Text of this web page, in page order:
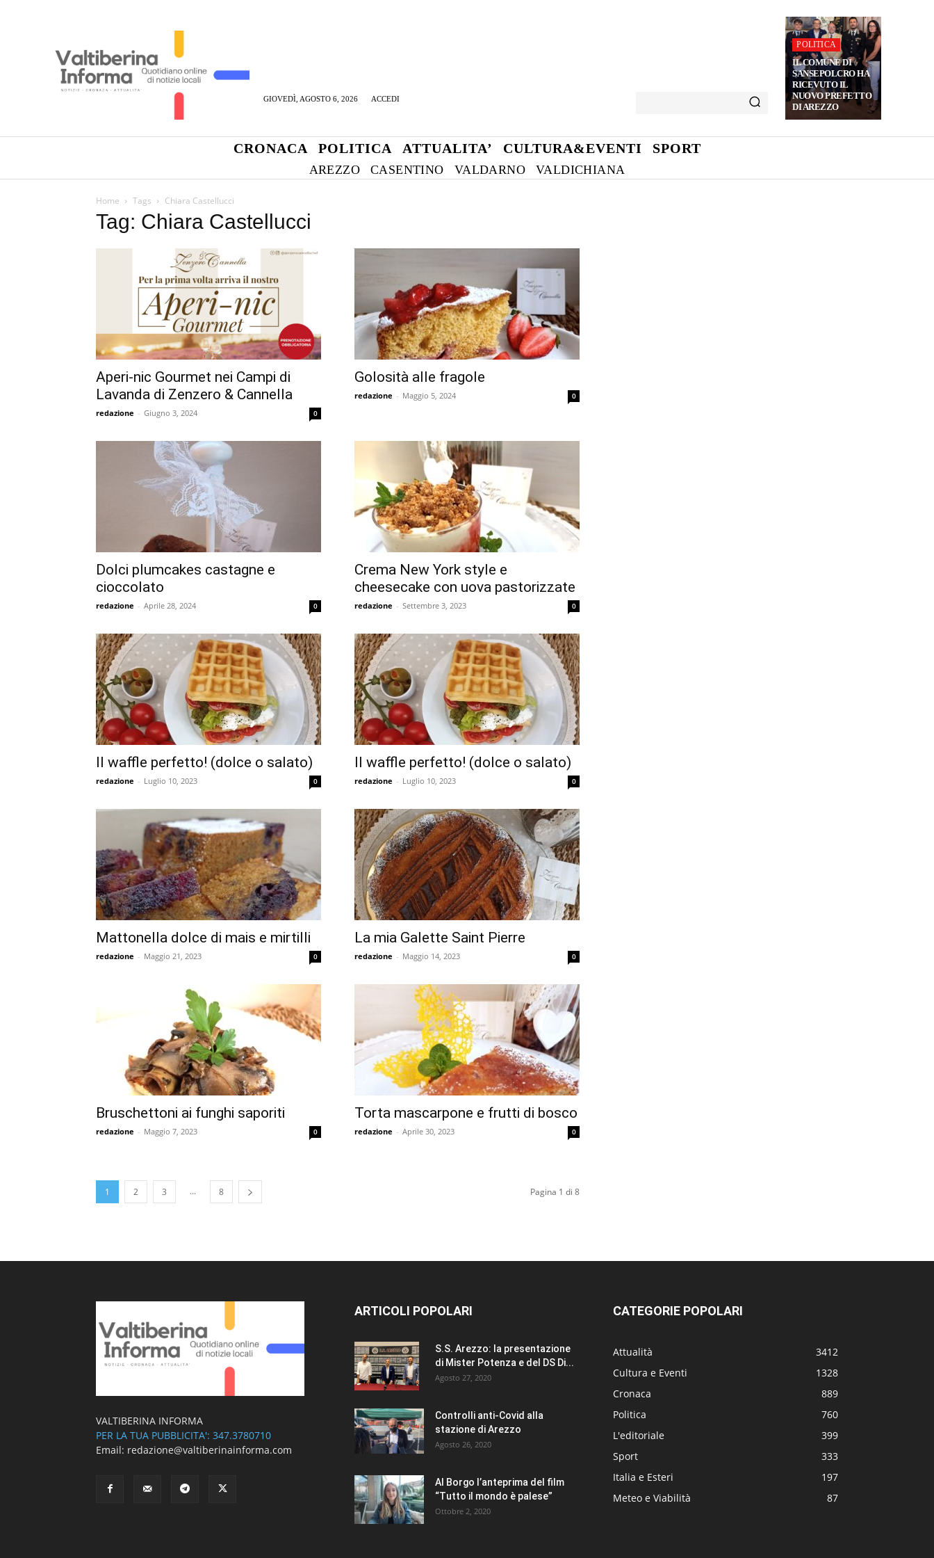
GIOVEDÌ, AGOSTO 6, 2026 ACCEDI
POLITICA
IL COMUNE DI
SANSEPOLCRO HA
RICEVUTO IL
NUOVO PREFETTO
DI AREZZO
CRONACA POLITICA ATTUALITA’ CULTURA&EVENTI SPORT
AREZZO CASENTINO VALDARNO VALDICHIANA
Home Tags Chiara Castellucci
Tag: Chiara Castellucci
Aperi-nic Gourmet nei Campi di
Lavanda di Zenzero & Cannella
redazione - Giugno 3, 2024 0
Golosità alle fragole
redazione - Maggio 5, 2024 0
Dolci plumcakes castagne e
cioccolato
redazione - Aprile 28, 2024 0
Crema New York style e
cheesecake con uova pastorizzate
redazione - Settembre 3, 2023 0
Il waffle perfetto! (dolce o salato)
redazione - Luglio 10, 2023 0
Il waffle perfetto! (dolce o salato)
redazione - Luglio 10, 2023 0
Mattonella dolce di mais e mirtilli
redazione - Maggio 21, 2023 0
La mia Galette Saint Pierre
redazione - Maggio 14, 2023 0
Bruschettoni ai funghi saporiti
redazione - Maggio 7, 2023 0
Torta mascarpone e frutti di bosco
redazione - Aprile 30, 2023 0
1 2 3 ... 8 Pagina 1 di 8
VALTIBERINA INFORMA
PER LA TUA PUBBLICITA': 347.3780710
Email: redazione@valtiberinainforma.com
ARTICOLI POPOLARI
S.S. Arezzo: la presentazione
di Mister Potenza e del DS Di...
Agosto 27, 2020
Controlli anti-Covid alla
stazione di Arezzo
Agosto 26, 2020
Al Borgo l’anteprima del film
“Tutto il mondo è palese”
Ottobre 2, 2020
CATEGORIE POPOLARI
Attualità
3412
Cultura e Eventi
1328
Cronaca
889
Politica
760
L'editoriale
399
Sport
333
Italia e Esteri
197
Meteo e Viabilità
87